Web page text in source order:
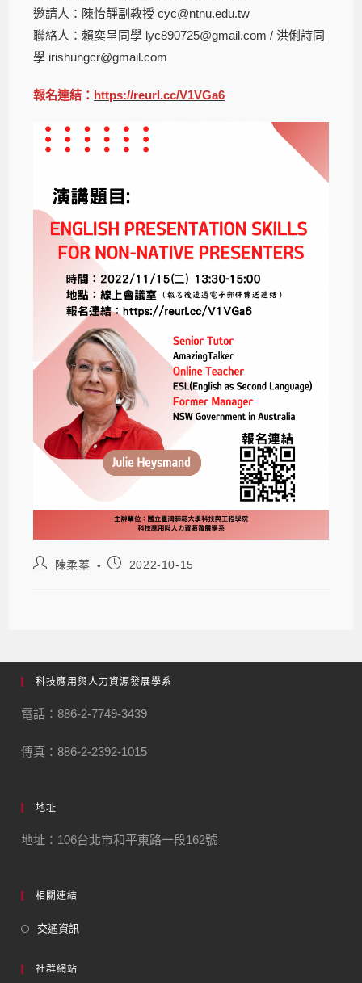
邀請人：陳怡靜副教授 cyc@ntnu.edu.tw
聯絡人：賴奕呈同學 lyc890725@gmail.com / 洪俐詩同
學 irishungcr@gmail.com
報名連結： https://reurl.cc/V1VGa6
陳柔蓁 2022-10-15
科技應用與人力資源發展學系
電話：886-2-7749-3439
傳真：886-2-2392-1015
地址
地址：106台北市和平東路一段162號
相關連結
交通資訊
社群網站